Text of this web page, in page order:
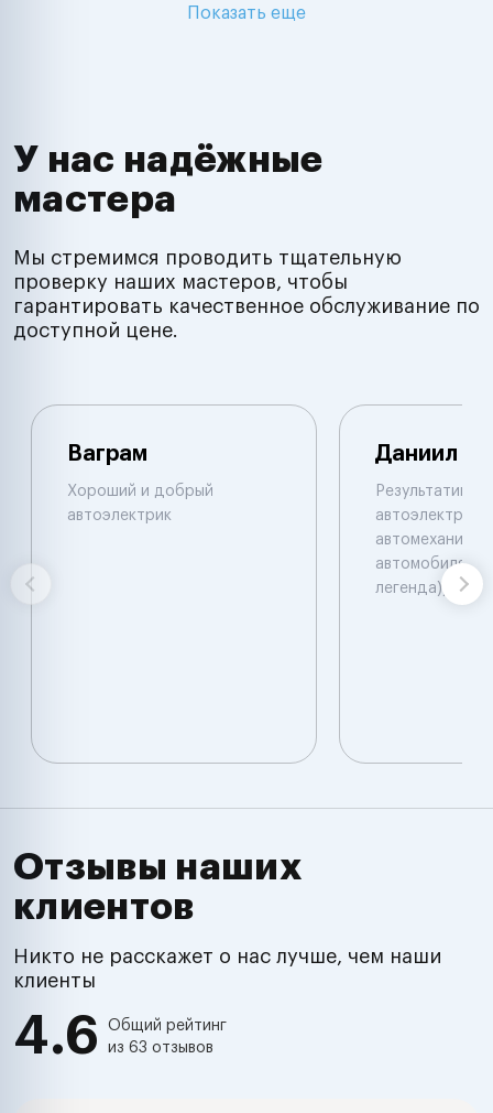
Показать еще
У нас надёжные
мастера
Мы стремимся проводить тщательную
проверку наших мастеров, чтобы
гарантировать качественное обслуживание по
доступной цене.
Ваграм
Хороший и добрый
автоэлектрик
Даниил
автоэлектрик и
автомеханик
автомобилям.
легенда))
Отзывы наших
клиентов
Никто не расскажет о нас лучше, чем наши
клиенты
4.6
Общий рейтинг
из 63 отзывов